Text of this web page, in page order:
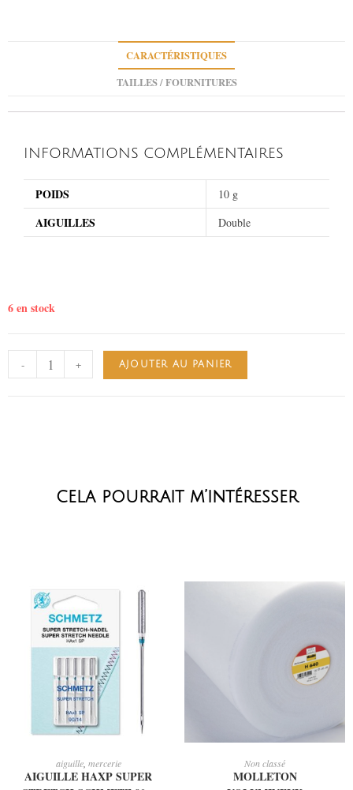
CARACTÉRISTIQUES
TAILLES / FOURNITURES
INFORMATIONS COMPLÉMENTAIRES
POIDS 10 g
AIGUILLES Double
6 en stock
- + AJOUTER AU PANIER
cela pourrait m’intéresser
AJOUTER AU PANIER
aiguille, mercerie
AIGUILLE HAXP SUPER
AJOUTER AU PANIER
Non classé
MOLLETON